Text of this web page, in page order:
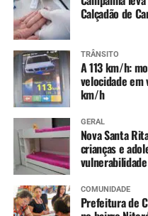
Calçadão de
TRÂNSITO
A 113 km/h:
velocidade em
km/h
GERAL
Nova Santa
crianças e
vulnerabilidade
COMUNIDADE
Prefeitura de